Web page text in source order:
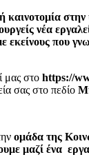
καινοτομία στην
νέα
εκείνους που
μας στο https://
σας στο πεδίο
ομάδα της
μαζί ένα